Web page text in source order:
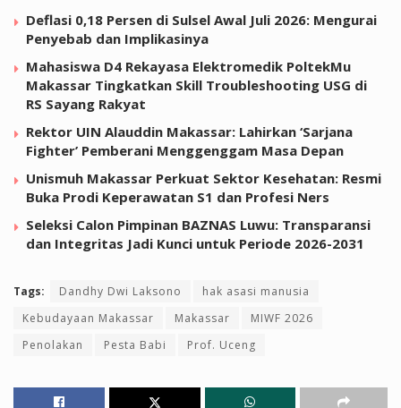
Deflasi 0,18 Persen di Sulsel Awal Juli 2026: Mengurai
Penyebab dan Implikasinya
Mahasiswa D4 Rekayasa Elektromedik PoltekMu
Makassar Tingkatkan Skill Troubleshooting USG di
RS Sayang Rakyat
Rektor UIN Alauddin Makassar: Lahirkan ‘Sarjana
Fighter’ Pemberani Menggenggam Masa Depan
Unismuh Makassar Perkuat Sektor Kesehatan: Resmi
Buka Prodi Keperawatan S1 dan Profesi Ners
Seleksi Calon Pimpinan BAZNAS Luwu: Transparansi
dan Integritas Jadi Kunci untuk Periode 2026-2031
Tags: Dandhy Dwi Laksono
hak asasi manusia
Kebudayaan Makassar
Makassar
MIWF 2026
Penolakan
Pesta Babi Prof. Uceng